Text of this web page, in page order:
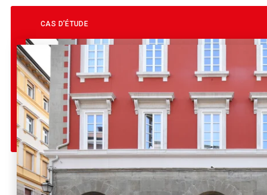
CAS D’ÉTUDE